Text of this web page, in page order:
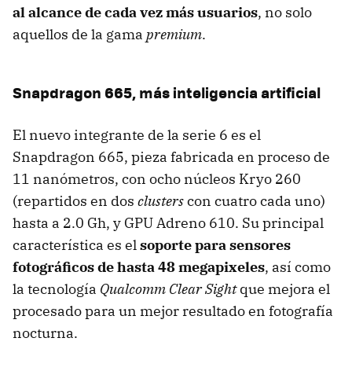
al alcance de cada vez más usuarios, no solo
aquellos de la gama premium.
Snapdragon 665, más inteligencia artificial
El nuevo integrante de la serie 6 es el
Snapdragon 665, pieza fabricada en proceso de
11 nanómetros, con ocho núcleos Kryo 260
(repartidos en dos clusterscon cuatro cada uno)
hasta a 2.0 Gh, y GPU Adreno 610. Su principal
característica es elsoporte para sensores
fotográficos de hasta 48 megapixeles, así como
la tecnología Qualcomm Clear Sightque mejora el
procesado para un mejor resultado en fotografía
nocturna.